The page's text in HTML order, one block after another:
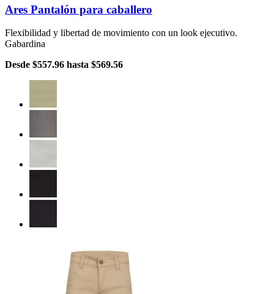
Ares Pantalón para caballero
Flexibilidad y libertad de movimiento con un look ejecutivo.
Gabardina
Desde $557.96 hasta $569.56